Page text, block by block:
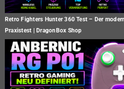
Retro Fighters Hunter 360 Test – Der
Praxistest | DragonBox Shop